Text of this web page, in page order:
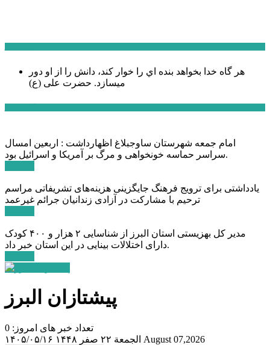
هر گاه خدا بخواهد بنده اي را خوار كند، دانش را از او دور
میسازد. حضرت علی (ع)
امام جمعه شهرستان ساوجبلاغ اظهارداشت : اربعین امسال
سراسر حماسه خونخواهی و مرگ بر آمریکا و اسرائیل بود.
یادداشتی برای ترویج فرهنگ جایگزینی هزینه‌های تشریفاتی مراسم
ترحیم با مشارکت در آزادی زندانیان جرائم غیرعمد
مدیر کل بهزیستی استان البرز از شناسایی ۲ هزار و ۴۰۰ کودک
دارای اختلالات بینایی در این استان خبر داد.
پیشتازان البرز
تعداد خبر های امروز: 0
۱۴۰۵/۰۵/۱۶
الجمعة ۲۲ صفر ۱۴۴۸ August 07,2026